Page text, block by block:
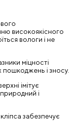
високоякісного
вологи і не
міцності
пошкоджень і зносу.
імітує
і
забезпечує